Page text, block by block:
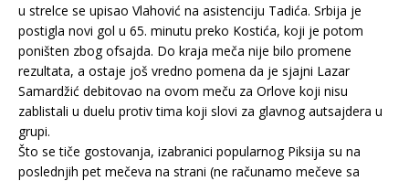
u strelce se upisao Vlahović na asistenciju Tadića. Srbija je
postigla novi gol u 65. minutu preko Kostića, koji je potom
poništen zbog ofsajda. Do kraja meča nije bilo promene
rezultata, a ostaje još vredno pomena da je sjajni Lazar
Samardžić debitovao na ovom meču za Orlove koji nisu
zablistali u duelu protiv tima koji slovi za glavnog autsajdera u
grupi.
Što se tiče gostovanja, izabranici popularnog Piksija su na
poslednjih pet mečeva na strani (ne računamo mečeve sa